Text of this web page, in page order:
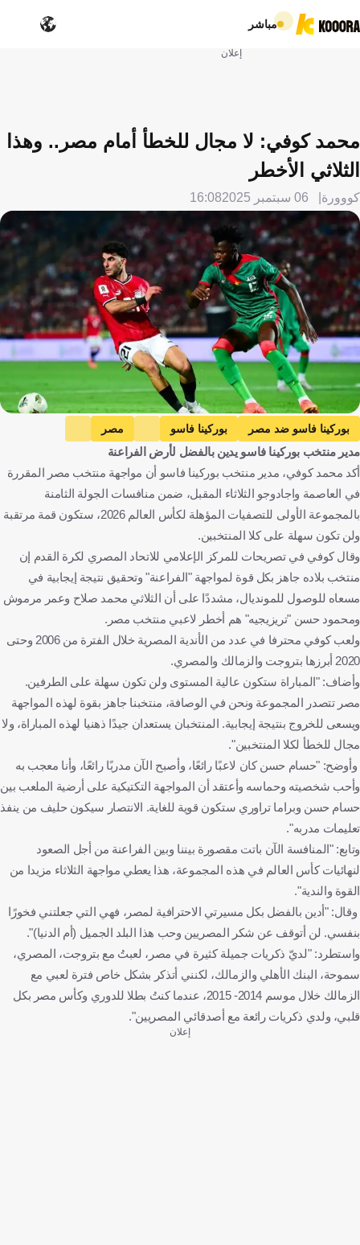
مباشر
إعلان
محمد كوفي: لا مجال للخطأ أمام مصر.. وهذا
الثلاثي الأخطر
كووورة 06 سبتمبر 2025 16:08
بوركينا فاسو ضد مصر بوركينا فاسو
مصر
التصفيات المؤهلة لكأس العالم - إفريقيا
محمد صلاح
مصر
كرة قدم
مدير منتخب بوركينا فاسو يدين بالفضل لأرض الفراعنة
أكد محمد كوفي، مدير منتخب بوركينا فاسو أن مواجهة منتخب مصر المقررة
في العاصمة واجادوجو الثلاثاء المقبل، ضمن منافسات الجولة الثامنة
بالمجموعة الأولى للتصفيات المؤهلة لكأس العالم 2026، ستكون قمة مرتقبة
ولن تكون سهلة على كلا المنتخبين.
وقال كوفي في تصريحات للمركز الإعلامي للاتحاد المصري لكرة القدم إن
منتخب بلاده جاهز بكل قوة لمواجهة "الفراعنة" وتحقيق نتيجة إيجابية في
مسعاه للوصول للمونديال، مشددًا على أن الثلاثي محمد صلاح وعمر مرموش
ومحمود حسن "تريزيجيه" هم أخطر لاعبي منتخب مصر.
ولعب كوفي محترفا في عدد من الأندية المصرية خلال الفترة من 2006 وحتى
2020 أبرزها بتروجت والزمالك والمصري.
وأضاف: "المباراة ستكون عالية المستوى ولن تكون سهلة على الطرفين.
مصر تتصدر المجموعة ونحن في الوصافة، منتخبنا جاهز بقوة لهذه المواجهة
ويسعى للخروج بنتيجة إيجابية. المنتخبان يستعدان جيدًا ذهنيا لهذه المباراة، ولا
مجال للخطأ لكلا المنتخبين".
وأوضح: "حسام حسن كان لاعبًا رائعًا، وأصبح الآن مدربًا رائعًا، وأنا معجب به
وأحب شخصيته وحماسه وأعتقد أن المواجهة التكتيكية على أرضية الملعب بين
حسام حسن وبراما تراوري ستكون قوية للغاية. الانتصار سيكون حليف من ينفذ
تعليمات مدربه".
وتابع: "المنافسة الآن باتت مقصورة بيننا وبين الفراعنة من أجل الصعود
لنهائيات كأس العالم في هذه المجموعة، هذا يعطي مواجهة الثلاثاء مزيدا من
القوة والندية".
وقال: "أدين بالفضل بكل مسيرتي الاحترافية لمصر، فهي التي جعلتني فخورًا
بنفسي. لن أتوقف عن شكر المصريين وحب هذا البلد الجميل (أم الدنيا)".
واستطرد: "لديّ ذكريات جميلة كثيرة في مصر، لعبتُ مع بتروجت، المصري،
سموحة، البنك الأهلي والزمالك، لكنني أتذكر بشكل خاص فترة لعبي مع
الزمالك خلال موسم 2014- 2015، عندما كنتُ بطلا للدوري وكأس مصر بكل
قلبي، ولدي ذكريات رائعة مع أصدقائي المصريين".
إعلان